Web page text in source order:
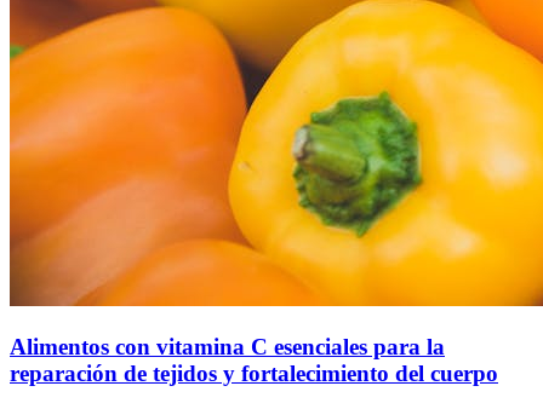
Alimentos con vitamina C esenciales para la
reparación de tejidos y fortalecimiento del cuerpo